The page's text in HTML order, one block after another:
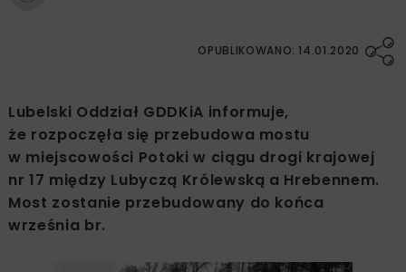
OPUBLIKOWANO: 14.01.2020
Lubelski Oddział GDDKiA informuje,
że rozpoczęła się przebudowa mostu
w miejscowości Potoki w ciągu drogi krajowej
nr 17 między Lubyczą Królewską a Hrebennem.
Most zostanie przebudowany do końca
września br.